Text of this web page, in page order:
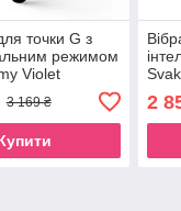
точки G з
режимом
Violet
3 169 ₴ 2